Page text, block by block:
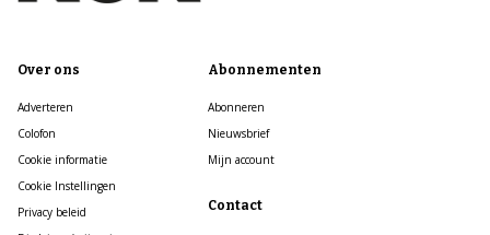
Over ons
Adverteren
Colofon
Cookie informatie
Cookie Instellingen
Privacy beleid
Abonnementen
Abonneren
Nieuwsbrief
Mijn account
Contact